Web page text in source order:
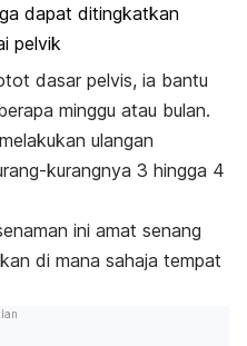
dapat ditingkatkan
pelvik
dasar pelvis, ia bantu
minggu atau bulan.
ulangan
kurangnya 3 hingga 4
ini amat senang
di mana sahaja tempat